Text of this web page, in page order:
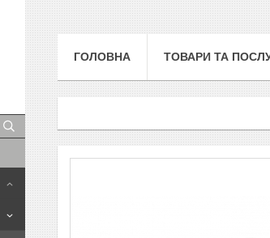
ГОЛОВНА ТОВАРИ ТА